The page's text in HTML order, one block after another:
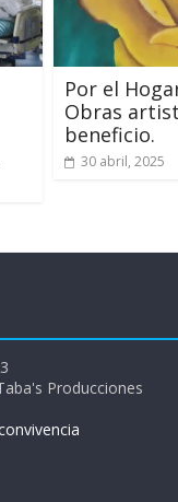
Por el
Obras
beneficio.
30 abril, 2025
Producciones